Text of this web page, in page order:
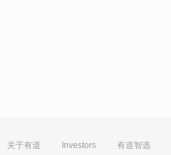
关于有道 Investors 有道智选